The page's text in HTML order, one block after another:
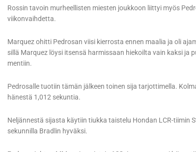
Rossin tavoin murheellisten miesten joukkoon liittyi myös
viikonvaihdetta.
Marquez ohitti Pedrosan viisi kierrosta ennen maalia ja oli
sillä Marquez löysi itsensä harmissaan hiekoilta vain kaksi ja
mentiin.
Pedrosalle tuotiin tämän jälkeen toinen sija tarjottimella.
hänestä 1,012 sekuntia.
Neljännestä sijasta käytiin tiukka taistelu Hondan LCR-tiimin
sekunnilla Bradlin hyväksi.